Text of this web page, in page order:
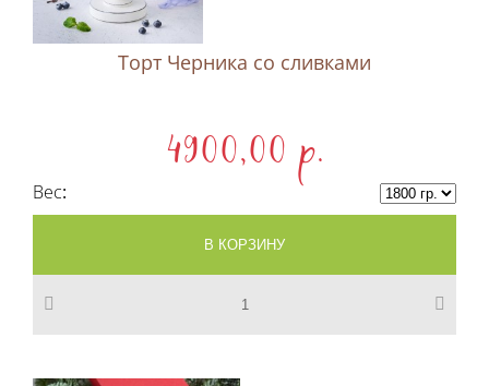
Торт Черника со сливками
4900,00 p.
Вес